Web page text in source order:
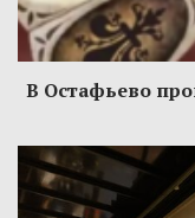
В Остафьево